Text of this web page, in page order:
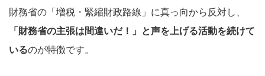
財務省の「増税・緊縮財政路線」に真っ向から反対し、
「財務省の主張は間違いだ！」と声を上げる活動を続けて
いるのが特徴です。